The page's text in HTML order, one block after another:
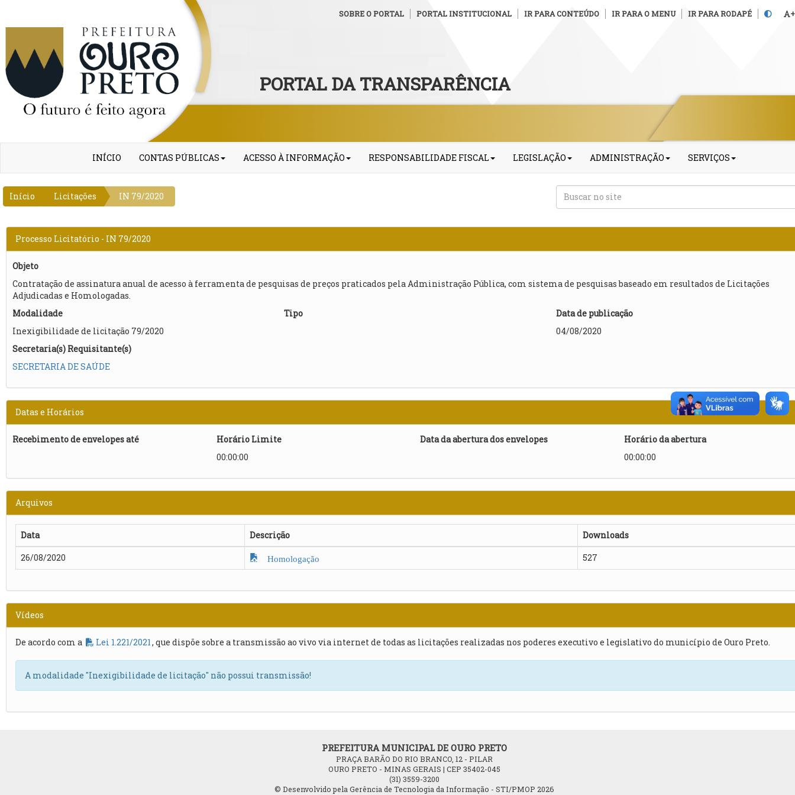
SOBRE O PORTAL PORTAL INSTITUCIONAL IR PARA CONTEÚDO IR PARA O MENU IR PARA RODAPÉ +
PORTAL DA TRANSPARÊNCIA
INÍCIO CONTAS PÚBLICAS ACESSO À INFORMAÇÃO RESPONSABILIDADE FISCAL LEGISLAÇÃO ADMINISTRAÇÃO SERVIÇOS
Início Licitações IN 79/2020
Processo Licitatório - IN 79/2020
Objeto
Contratação de assinatura anual de acesso à ferramenta de pesquisas de preços praticados pela Administração Pública, com sistema de pesquisas baseado em resultados de Licitações
Adjudicadas e Homologadas.
Modalidade
Inexigibilidade de licitação 79/2020
Tipo
Data de publicação
04/08/2020
Secretaria(s) Requisitante(s)
SECRETARIA DE SAÚDE
Datas e Horários
Recebimento de envelopes até
Horário Limite
00:00:00
Data da abertura dos envelopes
Horário da abertura
00:00:00
Arquivos
Data Descrição
Downloads
26/08/2020
Homologação 527
Vídeos
De acordo com a Lei 1.221/2021 , que dispõe sobre a transmissão ao vivo via internet de todas as licitações realizadas nos poderes executivo e legislativo do município de Ouro Preto.
A modalidade "Inexigibilidade de licitação" não possui transmissão!
PREFEITURA MUNICIPAL DE OURO PRETO
PRAÇA BARÃO DO RIO BRANCO, 12 - PILAR
OURO PRETO - MINAS GERAIS | CEP 35402-045
(31) 3559-3200
© Desenvolvido pela Gerência de Tecnologia da Informação - STI/PMOP 2026